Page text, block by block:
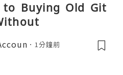
Buying Old Git
1分鐘前